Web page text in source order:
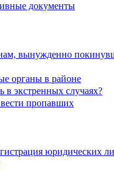
документы
вынужденно
органы в районе
в экстренных случаях?
пропавших
юридических